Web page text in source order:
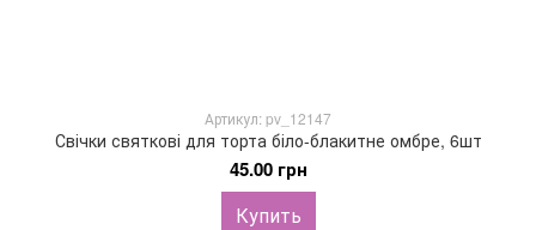
Артикул: pv_12147
Свічки святкові для торта біло-блакитне омбре, 6шт
45.00 грн
Купить